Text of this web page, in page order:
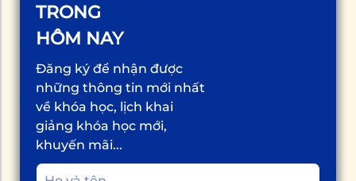
TRONG
HÔM NAY
Đăng ký để nhận được
những thông tin mới nhất
về khóa học, lịch khai
giảng khóa học mới,
khuyến mãi...